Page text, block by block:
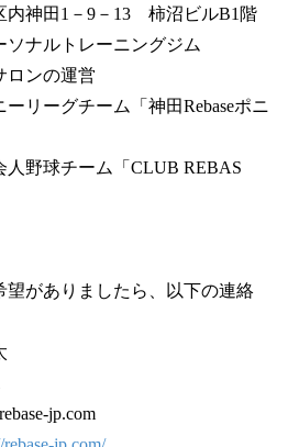
内神田1－9－13 柿沼ビルB1階
ナルトレーニングジム
の運営
グチーム「神田Rebaseポニ
チーム「CLUB REBAS
望がありましたら、以下の連絡
jp.com